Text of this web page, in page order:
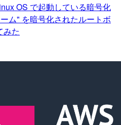
OS で起動している暗号化
ム" を暗号化されたルートボ
みた